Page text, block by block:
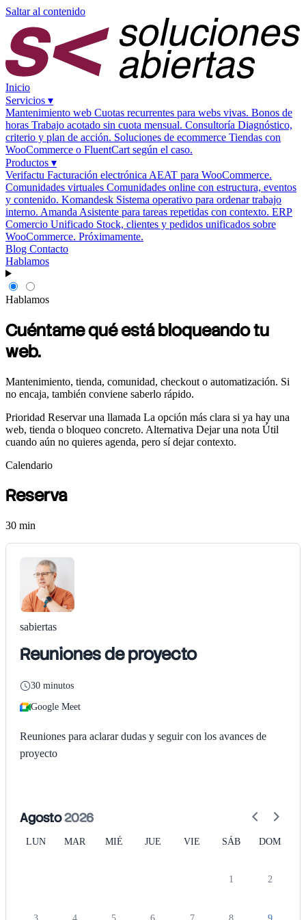
Saltar al contenido
Inicio
Servicios ▾
Mantenimiento web Cuotas recurrentes para webs vivas. Bonos de
horas Trabajo acotado sin cuota mensual. Consultoría Diagnóstico,
criterio y plan de acción. Soluciones de ecommerce Tiendas con
WooCommerce o FluentCart según el caso.
Productos ▾
Verifactu Facturación electrónica AEAT para WooCommerce.
Comunidades virtuales Comunidades online con estructura, eventos
y contenido. Komandesk Sistema operativo para ordenar trabajo
interno. Amanda Asistente para tareas repetidas con contexto. ERP
Comercio Unificado Stock, clientes y pedidos unificados sobre
WooCommerce. Próximamente.
Blog Contacto
Hablamos
Hablamos
Cuéntamequé está bloqueando tu
web.
Mantenimiento, tienda, comunidad, checkout o automatización. Si
no encaja, también conviene saberlo rápido.
Prioridad Reservar una llamada La opción más clara si ya hay una
web, tienda o bloqueo concreto. Alternativa Dejar una nota Útil
cuando aún no quieres agenda, pero sí dejar contexto.
Calendario
Reserva
30 min
sabiertas
Reuniones de proyecto
30 minutos
Google Meet
Reuniones para aclarar dudas y seguir con los avances de
proyecto
Agosto2026
LUN MAR MIÉ JUE VIE SÁB DOM
1 2